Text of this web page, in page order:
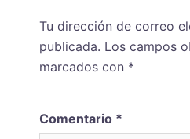
Tu dirección de correo
publicada. Los campos
marcados con *
Comentario *